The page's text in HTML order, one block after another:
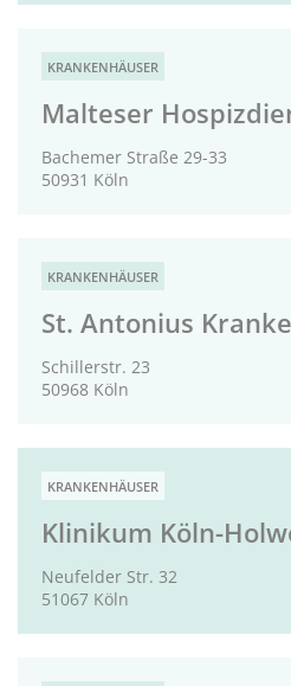
KRANKENHÄUSER
Malteser
Bachemer Straße 29-33
50931 Köln
KRANKENHÄUSER
St. Antonius
Schillerstr. 23
50968 Köln
KRANKENHÄUSER
Klinikum Köln-
Neufelder Str. 32
51067 Köln